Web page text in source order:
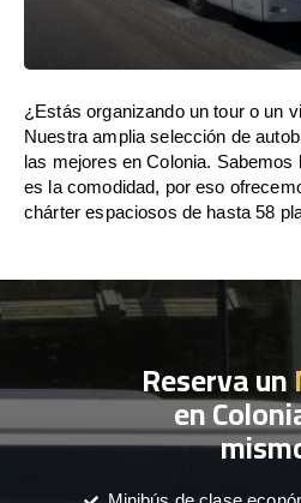
¿Estás organizando un tour o un
Nuestra amplia selección de
las mejores en Colonia. Sabemos
es la comodidad, por eso
chárter espaciosos de hasta 58
Reserva un
en